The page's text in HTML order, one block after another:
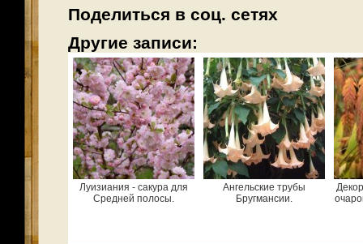
Поделиться в соц. сетях
Другие записи:
Луизиания - сакура для
Средней полосы.
Ангельские трубы
Бругмансии.